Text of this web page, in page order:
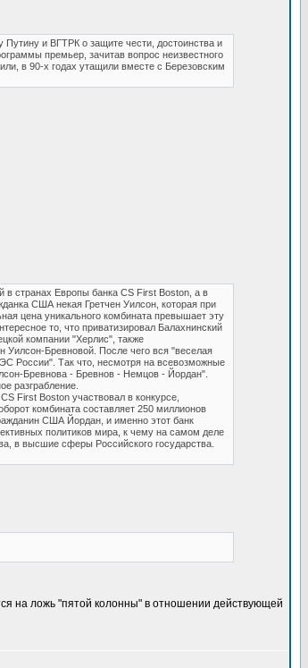
и ВГТРК о защите чести, достоинства и
премьер, зачитав вопрос неизвестного
в 90-х годах утащили вместе с Березовским
в странах Европы банка CS First Boston, а в
США некая Гретчен Уилсон, которая при
цена уникального комбината превышает эту
то, что приватизировал Балахнинский
компании "Херлис", также
Уилсон-Бревновой. После чего вся "веселая
России". Так что, несмотря на всевозможные
Бревнова - Бревнов - Немцов - Йордан".
разграбление.
First Boston участвовал в конкурсе,
комбината составляет 250 миллионов
США Йордан, и именно этот банк
политиков мира, к чему на самом деле
в высшие сферы Российского государства.
на ложь "пятой колонны" в отношении действующей